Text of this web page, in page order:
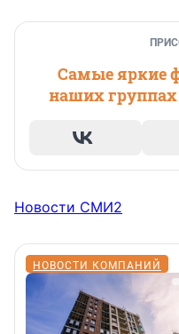
Самые яркие
наших
Новости СМИ2
НОВОСТИ КОМПАНИЙ